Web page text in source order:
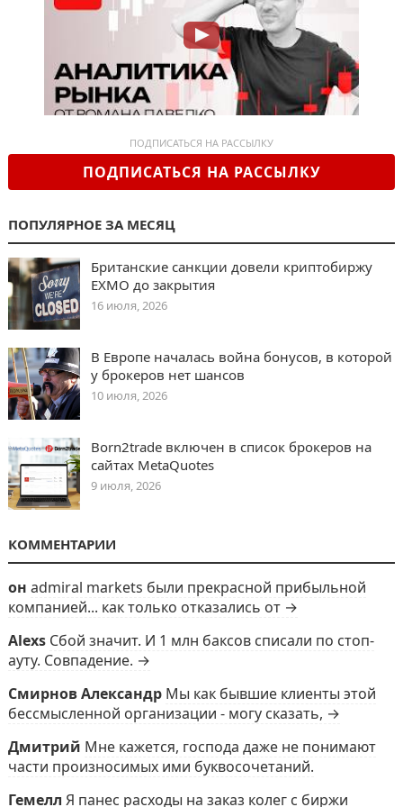
ПОДПИСАТЬСЯ НА РАССЫЛКУ
ПОДПИСАТЬСЯ НА РАССЫЛКУ
ПОПУЛЯРНОЕ ЗА МЕСЯЦ
Британские санкции довели криптобиржу
EXMO до закрытия
16 июля, 2026
В Европе началась война бонусов, в которой
у брокеров нет шансов
10 июля, 2026
Born2trade включен в список брокеров на
сайтах MetaQuotes
9 июля, 2026
КОММЕНТАРИИ
он admiral markets были прекрасной прибыльной
компанией... как только отказались от →
Alexs Сбой значит. И 1 млн баксов списали по стоп-
ауту. Совпадение. →
Смирнов Александр Мы как бывшие клиенты этой
бессмысленной организации - могу сказать, →
Дмитрий Мне кажется, господа даже не понимают
части произносимых ими буквосочетаний.
Гемелл Я панес расходы на заказ колег с биржи